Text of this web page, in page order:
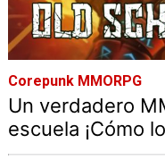
Corepunk MMORPG
Un verdadero
escuela ¡Cómo